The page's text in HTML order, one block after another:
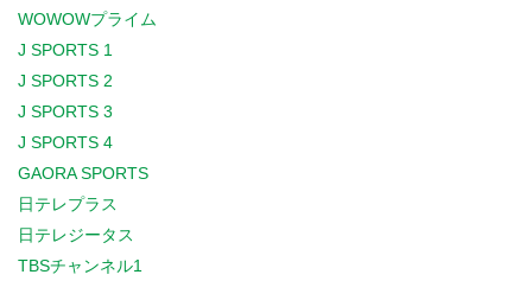
WOWOWプライム
J SPORTS 1
J SPORTS 2
J SPORTS 3
J SPORTS 4
GAORA SPORTS
日テレプラス
日テレジータス
TBSチャンネル1